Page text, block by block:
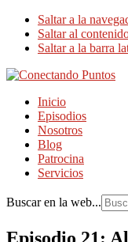
Saltar a la
Saltar al
Saltar a la barra
Inicio
Episodios
Nosotros
Blog
Patrocina
Servicios
Buscar en la web...